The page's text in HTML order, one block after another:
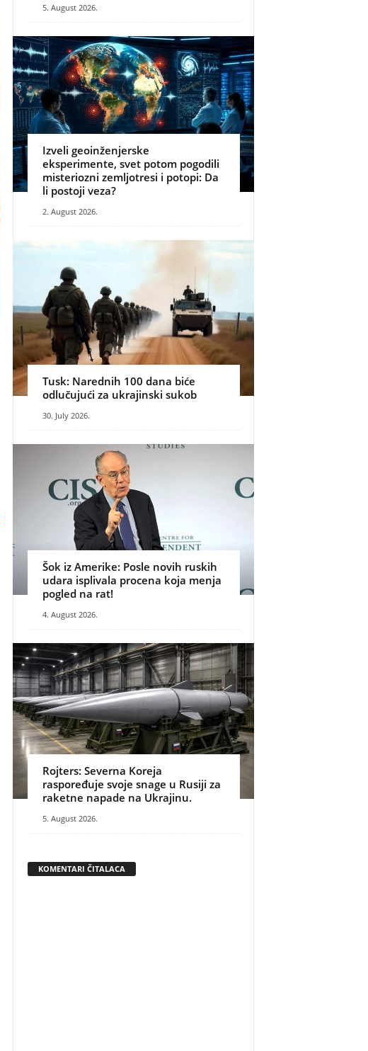
5. August 2026.
Izveli geoinženjerske
eksperimente, svet potom pogodili
misteriozni zemljotresi i potopi: Da
li postoji veza?
2. August 2026.
Tusk: Narednih 100 dana biće
odlučujući za ukrajinski sukob
30. July 2026.
Šok iz Amerike: Posle novih ruskih
udara isplivala procena koja menja
pogled na rat!
4. August 2026.
Rojters: Severna Koreja
raspoređuje svoje snage u Rusiji za
raketne napade na Ukrajinu.
5. August 2026.
KOMENTARI ČITALACA